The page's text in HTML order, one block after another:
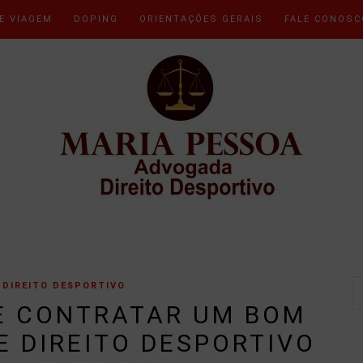
VIAGEM DOPING ORIENTAÇÕES GERAIS FALE
DIREITO DESPORTIVO
CONTRATAR UM BOM
DIREITO DESPORTIVO